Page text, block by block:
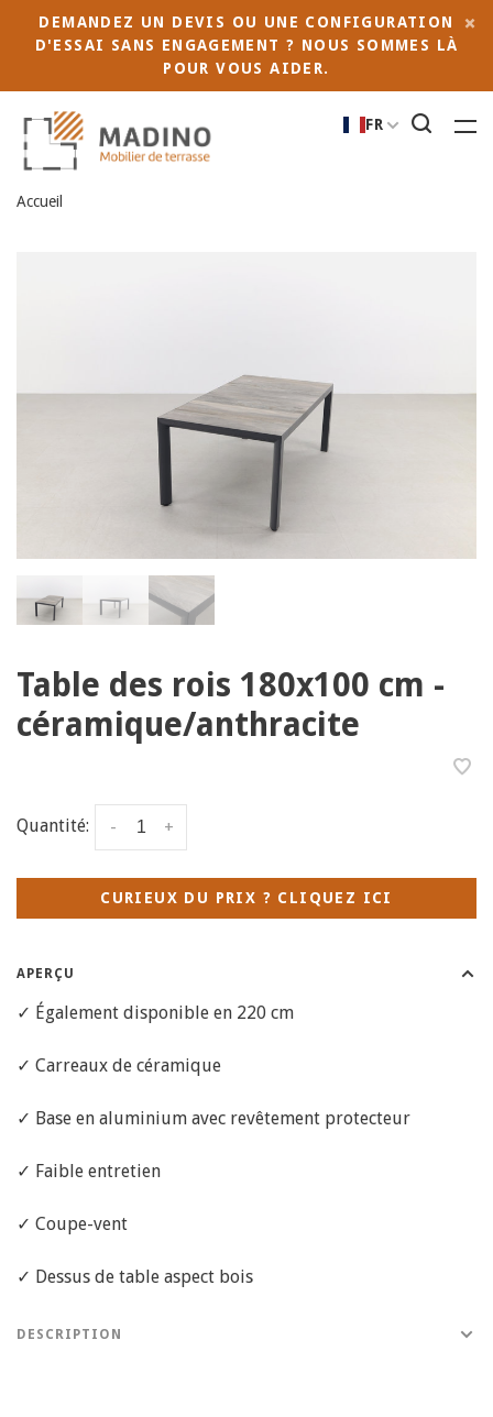
DEMANDEZ UN DEVIS OU UNE CONFIGURATION
D'ESSAI SANS ENGAGEMENT ? NOUS SOMMES LÀ
POUR VOUS AIDER.
FR
Accueil
Table des rois 180x100 cm -
céramique/anthracite
Quantité: +
-
CURIEUX DU PRIX ? CLIQUEZ ICI
APERÇU
✓ Également disponible en 220 cm
✓ Carreaux de céramique
✓ Base en aluminium avec revêtement protecteur
✓ Faible entretien
✓ Coupe-vent
✓ Dessus de table aspect bois
DESCRIPTION